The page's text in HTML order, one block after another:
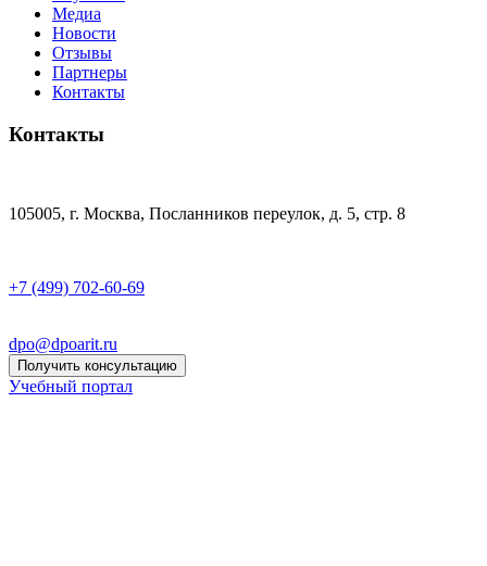
Медиа
Новости
Отзывы
Партнеры
Контакты
Контакты
105005, г. Москва, Посланников переулок, д. 5, стр. 8
+7 (499) 702-60-69
dpo@dpoarit.ru
Получить консультацию
Учебный портал